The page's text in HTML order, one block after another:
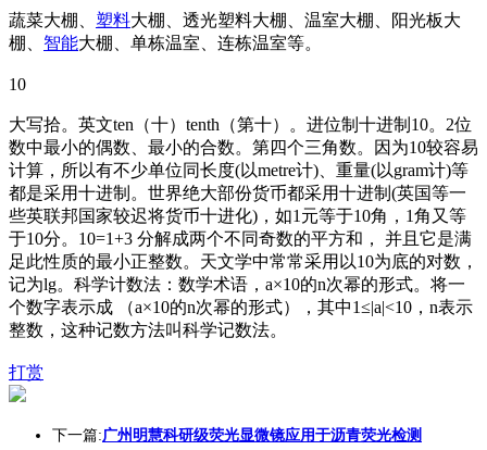
蔬菜大棚、 塑料大棚、透光塑料大棚、温室大棚、阳光板大
棚、 智能大棚、单栋温室、连栋温室等。
10
大写拾。英文ten（十）tenth（第十）。进位制十进制10。2位
数中最小的偶数、最小的合数。第四个三角数。因为10较容易
计算，所以有不少单位同长度(以metre计)、重量(以gram计)等
都是采用十进制。世界绝大部份货币都采用十进制(英国等一
些英联邦国家较迟将货币十进化)，如1元等于10角，1角又等
于10分。10=1+3 分解成两个不同奇数的平方和， 并且它是满
足此性质的最小正整数。天文学中常常采用以10为底的对数，
记为lg。科学计数法：数学术语，a×10的n次幂的形式。将一
个数字表示成 （a×10的n次幂的形式），其中1≤|a|<10，n表示
整数，这种记数方法叫科学记数法。
打赏
下一篇:广州明慧科研级荧光显微镜应用于沥青荧光检测